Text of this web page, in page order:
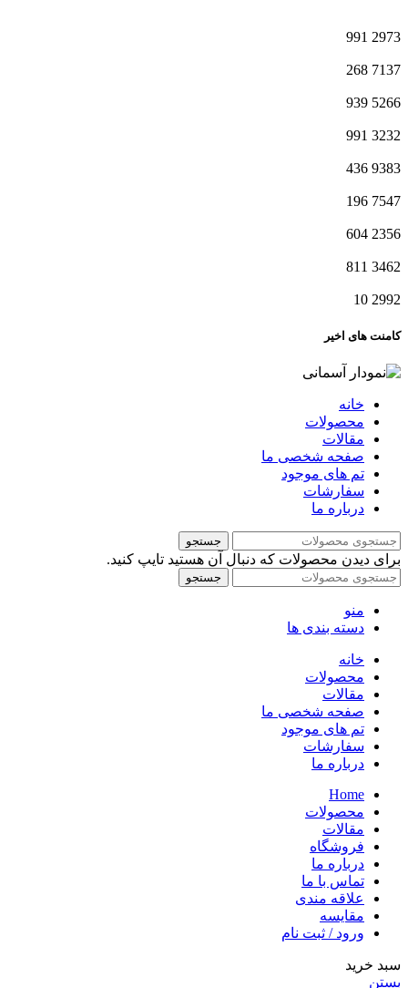
2973
991
7137
268
5266
939
3232
991
9383
436
7547
196
2356
604
3462
811
2992
10
کامنت های اخیر
خانه
محصولات
مقالات
صفحه شخصی ما
تم های موجود
سفارشات
درباره ما
جستجو
برای دیدن محصولات که دنبال آن هستید تایپ کنید.
جستجو
منو
دسته بندی ها
خانه
محصولات
مقالات
صفحه شخصی ما
تم های موجود
سفارشات
درباره ما
Home
محصولات
مقالات
فروشگاه
درباره ما
تماس با ما
علاقه مندی
مقایسه
ورود / ثبت نام
سبد خرید
بستن